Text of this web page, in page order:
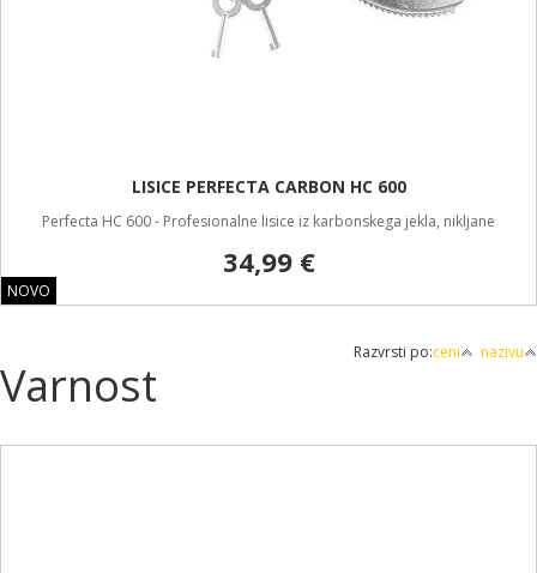
NOVO
LISICE PERFECTA CARBON HC 600
Perfecta HC 600 - Profesionalne lisice iz karbonskega jekla, nikljane
34,99 €
Razvrsti po:ceni nazivu
Varnost